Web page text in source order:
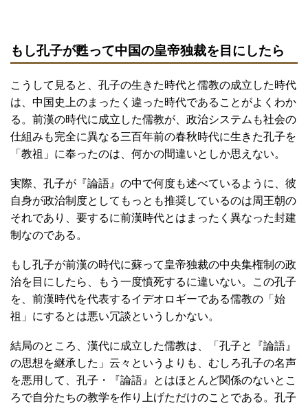
もし孔子が甦って中国の皇帝独裁を目にしたら
こうして見ると、孔子の生きた時代と儒教の成立した時代
は、中国史上のまったく違った時代であることがよくわか
る。前漢の時代に成立した儒教が、政治システムも社会の
仕組みも完全に異なる三百年前の春秋時代に生きた孔子を
「教祖」に奉ったのは、何かの間違いとしか思えない。
実際、孔子が『論語』の中で何度も述べているように、彼
自身が政治制度としてもっとも推奨しているのは周王朝の
それであり、要するに前漢時代とはまったく異なった封建
制なのである。
もし孔子が前漢の時代に蘇って皇帝独裁の中央集権制の政
治を目にしたら、もう一度憤死するに違いない。この孔子
を、前漢時代を代表するイデオロギーである儒教の「始
祖」にするとは悪い冗談というしかない。
結局のところ、漢代に成立した儒教は、「孔子と『論語』
の思想を継承した」云々というよりも、むしろ孔子の名声
を悪用して、孔子・『論語』とはほとんど関係のないとこ
ろで自分たちの教学を作り上げただけのことである。孔子